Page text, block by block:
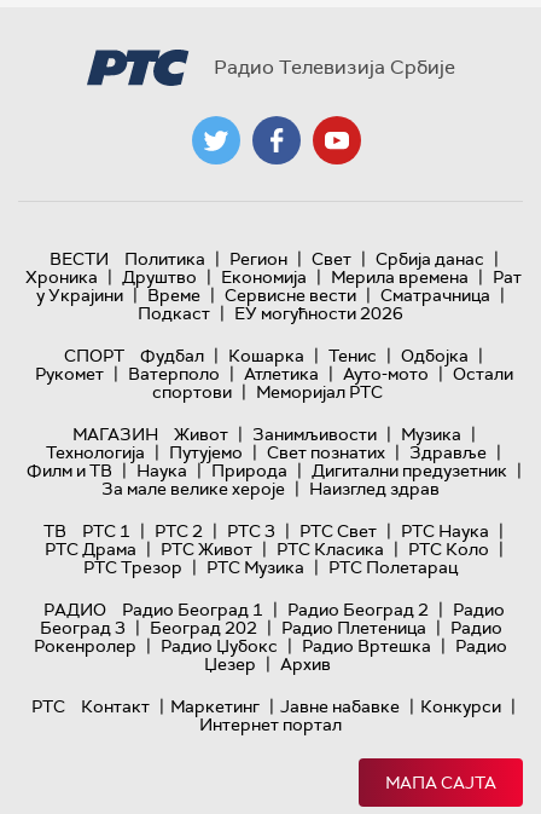
Радио Телевизија Србије
ВЕСТИ Политика | Регион | Свет | Србија данас |
Хроника | Друштво | Економија | Мерила времена | Рат
у Украјини | Време | Сервисне вести | Сматрачница |
Подкаст | ЕУ могућности 2026
СПОРТ
Фудбал | Кошарка | Тенис | Одбојка |
Рукомет | Ватерполо | Атлетика | Ауто-мото | Остали
спортови | Меморијал РТС
МАГАЗИН
Живот | Занимљивости | Музика |
Технологијa | Путујемо | Свет познатих | Здравље |
Филм и ТВ | Наука | Природа | Дигитални предузетник |
За мале велике хероје | Наизглед здрав
ТВ
РТС 1 | РТС 2 | РТС 3 | РТС Свет | РТС Наука |
РТС Драма | РТС Живот | РТС Класика | РТС Коло |
РТС Трезор | РТС Музика | РТС Полетарац
РАДИО
Радио Београд 1 | Радио Београд 2 | Радио
Београд 3 | Београд 202 | Радио Плетеница | Радио
Рокенролер | Радио Џубокс | Радио Вртешка | Радио
Џезер | Архив
РТС
Контакт | Маркетинг | Јавне набавке | Конкурси |
Интернет портал
МАПА САЈТА